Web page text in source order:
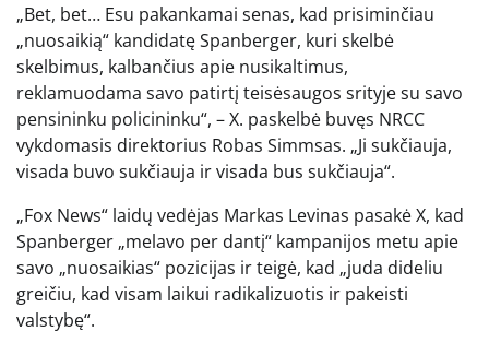
„Bet, bet… Esu pakankamai senas, kad prisiminčiau
„nuosaikią“ kandidatę Spanberger, kuri skelbė
skelbimus, kalbančius apie nusikaltimus,
reklamuodama savo patirtį teisėsaugos srityje su savo
pensininku policininku“, – X. paskelbė buvęs NRCC
vykdomasis direktorius Robas Simmsas. „Ji sukčiauja,
visada buvo sukčiauja ir visada bus sukčiauja“.
„Fox News“ laidų vedėjas Markas Levinas pasakė X, kad
Spanberger „melavo per dantį“ kampanijos metu apie
savo „nuosaikias“ pozicijas ir teigė, kad „juda dideliu
greičiu, kad visam laikui radikalizuotis ir pakeisti
valstybę“.